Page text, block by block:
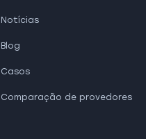
Notícias
Blog
Casos
Comparação de provedores